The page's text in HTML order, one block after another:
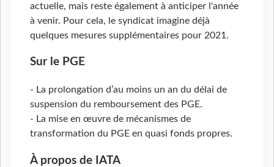
actuelle, mais reste également à anticiper l'année
à venir. Pour cela, le syndicat imagine déjà
quelques mesures supplémentaires pour 2021.
Sur le PGE
- La prolongation d’au moins un an du délai de
suspension du remboursement des PGE.
- La mise en œuvre de mécanismes de
transformation du PGE en quasi fonds propres.
À propos de IATA